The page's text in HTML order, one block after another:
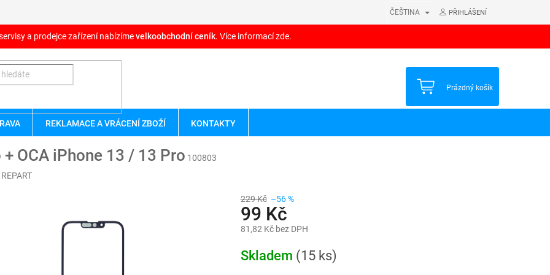
ČEŠTINA PŘIHLÁŠENÍ
a prodejce zařízení nabízímevelkoobchodní ceník. Více informací zde.
NÁKUPNÍ
Prázdný košík
REKLAMACE A VRÁCENÍ ZBOŽÍ KONTAKTY
+ OCA iPhone 13 / 13 Pro 100803
REPART
229 Kč –56 %
99 Kč
81,82 Kč bez DPH
cena:
Skladem (15 ks)